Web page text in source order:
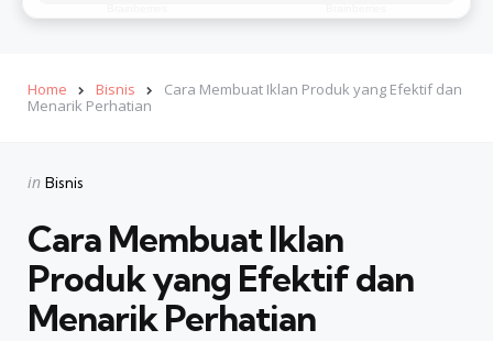
Home Bisnis
Cara Membuat Iklan Produk yang Efektif dan
Menarik Perhatian
Categories
Posted
in Bisnis
Cara Membuat Iklan
Produk yang Efektif dan
Menarik Perhatian